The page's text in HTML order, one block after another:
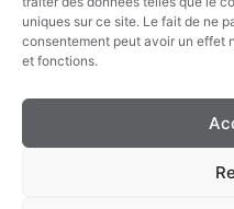
uniques sur ce site. Le fait de ne
consentement peut avoir un effet
et fonctions.
FONDATION BRAILLARD
CH 1205 Genève
info@braillard.ch